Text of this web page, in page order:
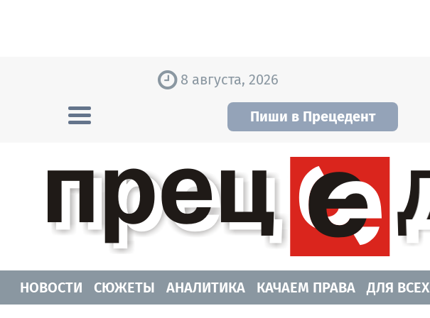
8 августа, 2026
Пиши в Прецедент
НОВОСТИ
СЮЖЕТЫ АНАЛИТИКА КАЧАЕМ ПРАВА ДЛЯ ВСЕХ